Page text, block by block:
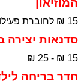
המוזיאון
15 ₪ לחוברת פעילות
סדנאות
15 ₪ - 25 ₪
חדר בריחה